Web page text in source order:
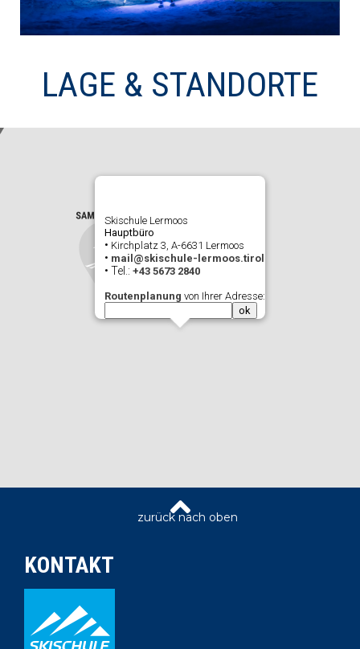
LAGE & STANDORTE
Skischule Lermoos
Hauptbüro
• Kirchplatz 3, A-6631 Lermoos
• mail@skischule-lermoos.tirol
• Tel.: +43 5673 2840
Routenplanung von Ihrer Adresse:
KONTAKT